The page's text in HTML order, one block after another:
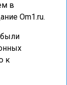
в
Om1.ru.
были
к